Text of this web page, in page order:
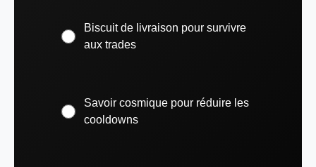
Biscuit de livraison pour survivre
aux trades
Savoir cosmique pour réduire les
cooldowns